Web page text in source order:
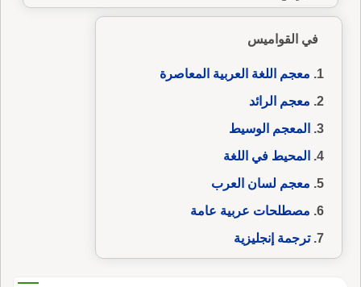
في القواميس
معجم اللغة العربية المعاصرة
معجم الرائد
المعجم الوسيط
المحيط في اللغة
معجم لسان العرب
مصطلحات عربية عامة
ترجمة إنجليزية